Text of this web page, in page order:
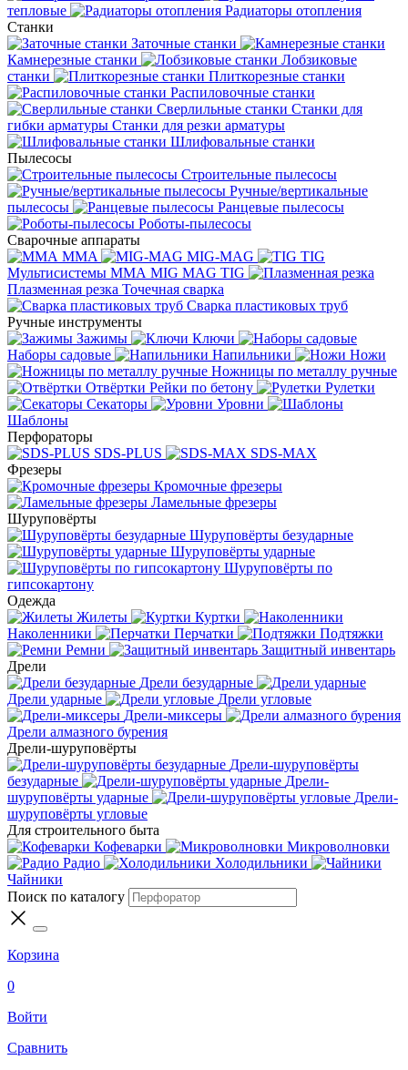
тепловые
Радиаторы отопления
Станки
Заточные станки
Камнерезные станки
Лобзиковые
станки
Плиткорезные станки
Распиловочные станки
Сверлильные станки Станки для
гибки арматуры Станки для резки арматуры
Шлифовальные станки
Пылесосы
Строительные пылесосы
Ручные/вертикальные
пылесосы
Ранцевые пылесосы
Роботы-пылесосы
Сварочные аппараты
MMA
MIG-MAG
TIG
Мультисистемы ММА MIG MAG TIG
Плазменная резка Точечная сварка
Cварка пластиковых труб
Ручные инструменты
Зажимы
Ключи
Наборы садовые
Напильники
Ножи
Ножницы по металлу ручные
Отвёртки Рейки по бетону
Рулетки
Секаторы
Уровни
Шаблоны
Перфораторы
SDS-PLUS
SDS-MAX
Фрезеры
Кромочные фрезеры
Ламельные фрезеры
Шуруповёрты
Шуруповёрты безударные
Шуруповёрты ударные
Шуруповёрты по
гипсокартону
Одежда
Жилеты
Куртки
Наколенники
Перчатки
Подтяжки
Ремни
Защитный инвентарь
Дрели
Дрели безударные
Дрели ударные
Дрели угловые
Дрели-миксеры
Дрели алмазного бурения
Дрели-шуруповёрты
Дрели-шуруповёрты
безударные
Дрели-
шуруповёрты ударные
Дрели-
шуруповёрты угловые
Для строительного быта
Кофеварки
Микроволновки
Радио
Холодильники
Чайники
Поиск по каталогу
Корзина
0
Войти
Сравнить